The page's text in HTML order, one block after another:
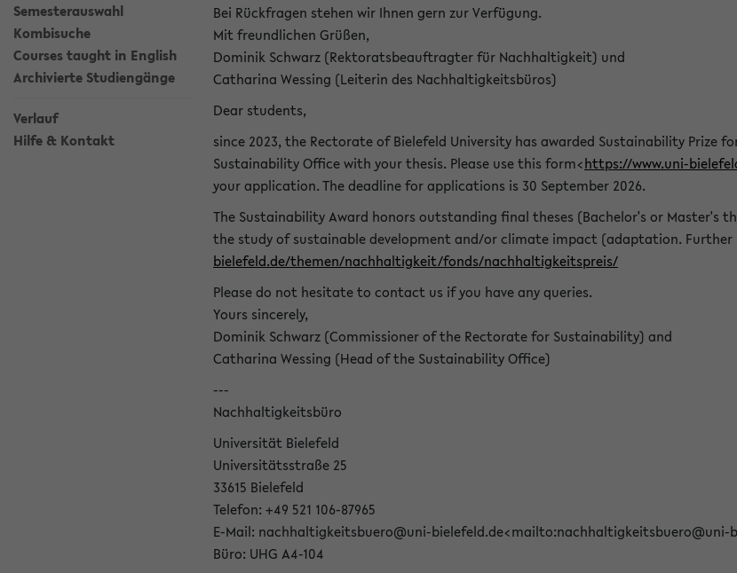
Semesterauswahl
Kombisuche
Courses taught in English
Archivierte Studiengänge
Verlauf
Hilfe & Kontakt
Bei Rückfragen stehen wir Ihnen gern zur Verfügung.
Mit freundlichen Grüßen,
Dominik Schwarz (Rektoratsbeauftragter für Nachhaltigkeit) und
Catharina Wessing (Leiterin des Nachhaltigkeitsbüros)
Dear students,
since 2023, the Rectorate of Bielefeld University has awarded Sustainability Prize
Sustainability Office with your thesis. Please use this form<https://www.uni-
your application. The deadline for applications is 30 September 2026.
The Sustainability Award honors outstanding final theses (Bachelor's or Master's
the study of sustainable development and/or climate impact (adaptation.
bielefeld.de/themen/nachhaltigkeit/fonds/nachhaltigkeitspreis/
Please do not hesitate to contact us if you have any queries.
Yours sincerely,
Dominik Schwarz (Commissioner of the Rectorate for Sustainability) and
Catharina Wessing (Head of the Sustainability Office)
---
Nachhaltigkeitsbüro
Universität Bielefeld
Universitätsstraße 25
33615 Bielefeld
Telefon: +49 521 106-87965
E-Mail: nachhaltigkeitsbuero@uni-bielefeld.de<mailto:nachhaltigkeitsbuero@uni-
Büro: UHG A4-104